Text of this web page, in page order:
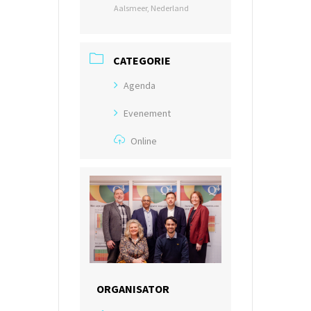
Aalsmeer, Nederland
CATEGORIE
Agenda
Evenement
Online
ORGANISATOR